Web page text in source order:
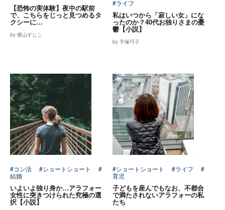
【恐怖の実体験】夜中の駅前
で、こちらをじっと見つめるタ
クシーに…
by 横山すじこ
#ライフ
私はいつから「寂しい女」にな
ったのか？40代お独りさまの憂
鬱【小説】
by 手塚巧子
#コン活 #ショートショート
#
結婚
いよいよ独り身か…アラフォー
女性に突きつけられた究極の選
択【小説】
#ショートショート #ライフ
#
育児
子どもを産んでもなお、不都合
で満たされないアラフォーの私
たち